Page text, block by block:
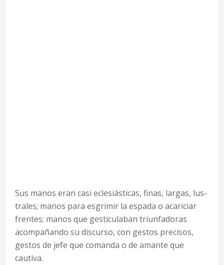
Sus manos eran casi eclesiásticas, finas, largas, lus­
trales; manos para esgrimir la espada o acariciar
frentes; manos que gesticulaban triunfadoras
acom­pañando su discurso, con gestos precisos,
gestos de jefe que comanda o de amante que
cautiva.